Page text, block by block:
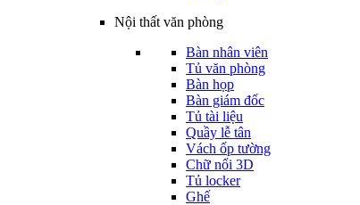
Nội thất văn phòng
Bàn nhân viên
Tủ văn phòng
Bàn họp
Bàn giám đốc
Tủ tài liệu
Quầy lễ tân
Vách ốp tường
Chữ nổi 3D
Tủ locker
Ghế